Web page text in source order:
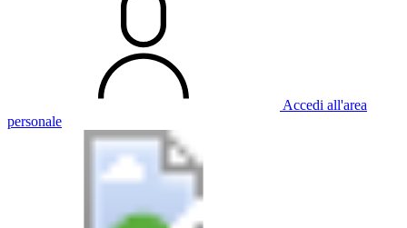
Accedi all'area
personale